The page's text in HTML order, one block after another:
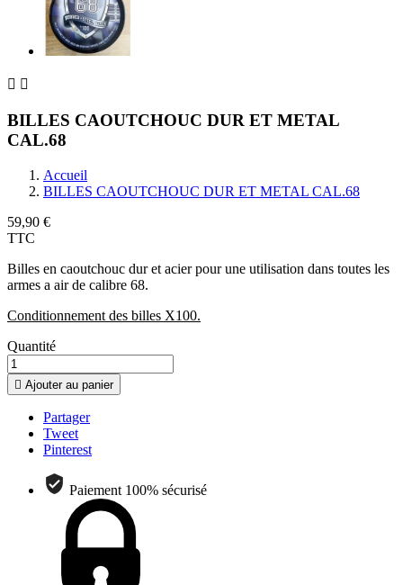
 
BILLES CAOUTCHOUC DUR ET METAL
CAL.68
Accueil
BILLES CAOUTCHOUC DUR ET METAL CAL.68
59,90 €
TTC
Billes en caoutchouc dur et acier pour une utilisation dans toutes les
armes a air de calibre 68.
Conditionnement des billes X100.
Quantité
 Ajouter au panier
Partager
Tweet
Pinterest
Paiement 100% sécurisé